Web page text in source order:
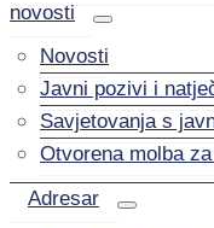
novosti
Novosti
Javni pozivi i
Savjetovanja s
Otvorena molba
Adresar